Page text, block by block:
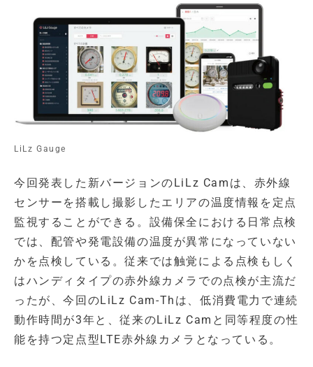
LiLz Gauge
今回発表した新バージョンのLiLz Camは、赤外線
センサーを搭載し撮影したエリアの温度情報を定点
監視することができる。設備保全における日常点検
では、配管や発電設備の温度が異常になっていない
かを点検している。従来では触覚による点検もしく
はハンディタイプの赤外線カメラでの点検が主流だ
ったが、今回のLiLz Cam-Thは、低消費電力で連続
動作時間が3年と、従来のLiLz Camと同等程度の性
能を持つ定点型LTE赤外線カメラとなっている。